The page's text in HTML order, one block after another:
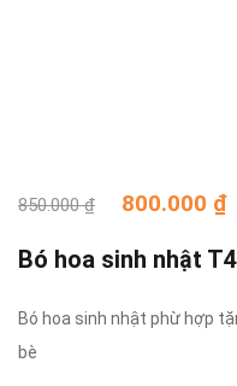
850.000₫ 800.000 ₫
Bó hoa sinh nhật
Bó hoa sinh nhật phừ hợp
bè